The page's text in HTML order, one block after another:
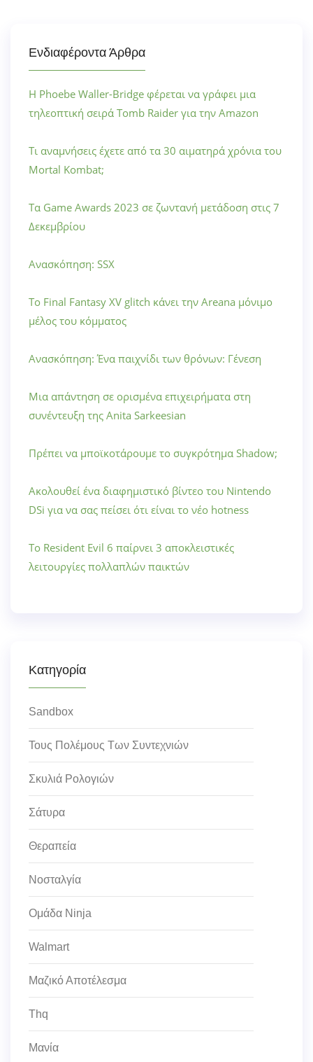
Ενδιαφέροντα Άρθρα
Η Phoebe Waller-Bridge φέρεται να γράφει μια
τηλεοπτική σειρά Tomb Raider για την Amazon
Τι αναμνήσεις έχετε από τα 30 αιματηρά χρόνια του
Mortal Kombat;
Τα Game Awards 2023 σε ζωντανή μετάδοση στις 7
Δεκεμβρίου
Ανασκόπηση: SSX
Το Final Fantasy XV glitch κάνει την Areana μόνιμο
μέλος του κόμματος
Ανασκόπηση: Ένα παιχνίδι των θρόνων: Γένεση
Μια απάντηση σε ορισμένα επιχειρήματα στη
συνέντευξη της Anita Sarkeesian
Πρέπει να μποϊκοτάρουμε το συγκρότημα Shadow;
Ακολουθεί ένα διαφημιστικό βίντεο του Nintendo
DSi για να σας πείσει ότι είναι το νέο hotness
Το Resident Evil 6 παίρνει 3 αποκλειστικές
λειτουργίες πολλαπλών παικτών
Κατηγορία
Sandbox
Τους Πολέμους Των Συντεχνιών
Σκυλιά Ρολογιών
Σάτυρα
Θεραπεία
Νοσταλγία
Ομάδα Ninja
Walmart
Μαζικό Αποτέλεσμα
Thq
Μανία